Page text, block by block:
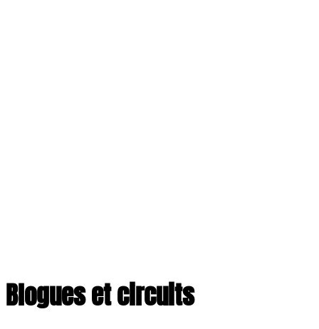
Blogues et circuits